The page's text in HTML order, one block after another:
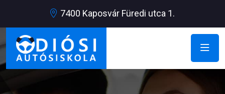
7400 Kaposvár Füredi utca 1.